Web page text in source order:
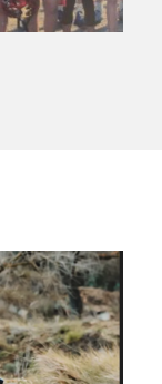
lehentasunak
ken dezakezu
cookie-